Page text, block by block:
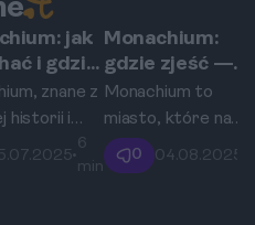
jak
i gdzie
znane z
historii i
przyciąga
z całego
•
6
min
Monachium
Monachium:
gdzie zjeść —
lokalne klasyki i
street food?
Monachium to
miasto, które na
pewno nie
żadnego miłośnika
0 04.08.2025